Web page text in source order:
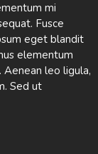
mi
Fusce
eget blandit
elementum
leo ligula,
Sed ut